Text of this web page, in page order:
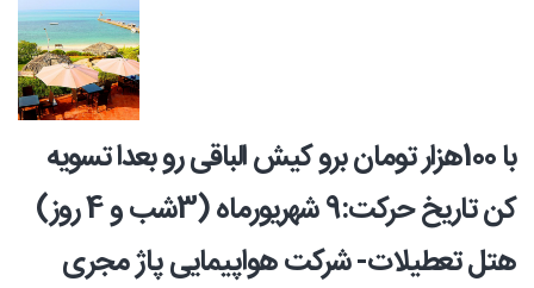
با 100هزار تومان برو کیش الباقی رو بعدا تسویه
کن تاریخ حرکت:9 شهریورماه (3شب و 4 روز)
هتل تعطیلات- شرکت هواپیمایی پاژ مجری